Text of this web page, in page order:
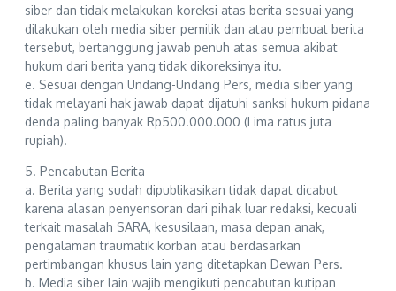
siber dan tidak melakukan koreksi atas berita sesuai yang
dilakukan oleh media siber pemilik dan atau pembuat berita
tersebut, bertanggung jawab penuh atas semua akibat
hukum dari berita yang tidak dikoreksinya itu.
e. Sesuai dengan Undang-Undang Pers, media siber yang
tidak melayani hak jawab dapat dijatuhi sanksi hukum pidana
denda paling banyak Rp500.000.000 (Lima ratus juta
rupiah).
5. Pencabutan Berita
a. Berita yang sudah dipublikasikan tidak dapat dicabut
karena alasan penyensoran dari pihak luar redaksi, kecuali
terkait masalah SARA, kesusilaan, masa depan anak,
pengalaman traumatik korban atau berdasarkan
pertimbangan khusus lain yang ditetapkan Dewan Pers.
b. Media siber lain wajib mengikuti pencabutan kutipan